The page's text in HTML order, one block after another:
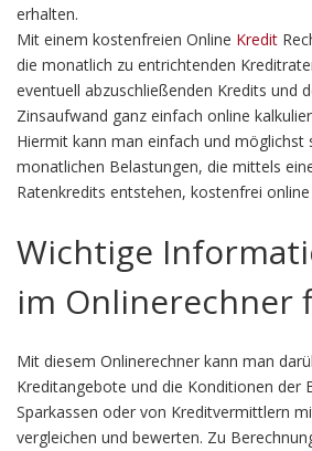
erhalten.
Mit einem kostenfreien Online Kredit
die monatlich zu entrichtenden
eventuell abzuschließenden Kredits und
Zinsaufwand ganz einfach online
Hiermit kann man einfach und möglichst
monatlichen Belastungen, die mittels
Ratenkredits entstehen, kostenfrei
Wichtige
im Onlinerechner
Mit diesem Onlinerechner kann man
Kreditangebote und die Konditionen der
Sparkassen oder von Kreditvermittlern
vergleichen und bewerten. Zu